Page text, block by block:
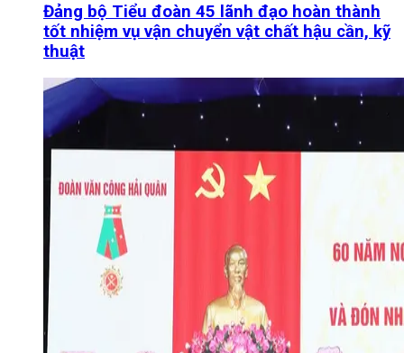
Đảng bộ Tiểu đoàn 45 lãnh đạo hoàn thành
tốt nhiệm vụ vận chuyển vật chất hậu cần, kỹ
thuật